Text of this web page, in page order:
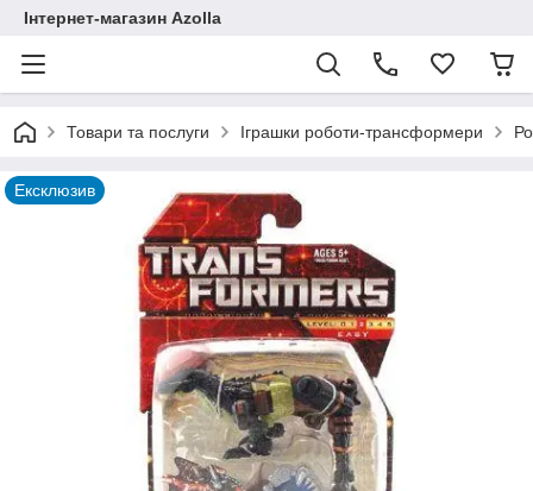
Інтернет-магазин Azolla
Товари та послуги Іграшки роботи-трансформери
Ексклюзив